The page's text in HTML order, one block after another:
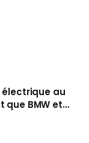
électrique au
que BMW et